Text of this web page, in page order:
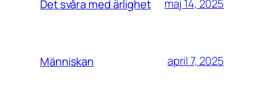
Det svåra med ärlighet maj 14, 2025
Människan april 7, 2025